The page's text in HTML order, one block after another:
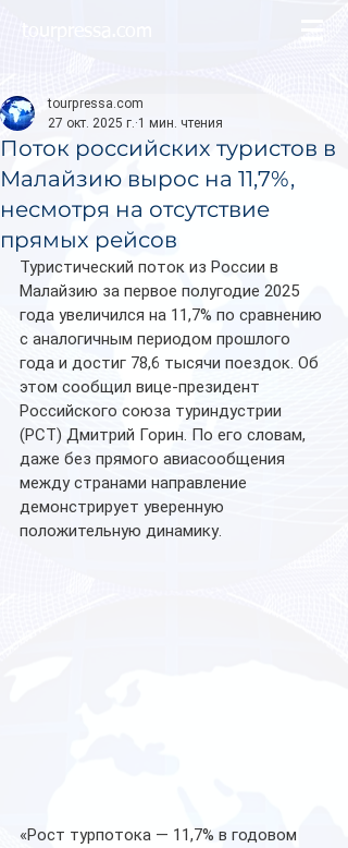
Поток российских туристов в
Малайзию вырос на 11,7%,
несмотря на отсутствие
прямых рейсов
tourpressa.com
27 окт. 2025 г. 1 мин. чтения
Туристический поток из России в
Малайзию за первое полугодие 2025
года увеличился на 11,7% по сравнению
с аналогичным периодом прошлого
года и достиг 78,6 тысячи поездок. Об
этом сообщил вице-президент
Российского союза туриндустрии
(РСТ) Дмитрий Горин. По его словам,
даже без прямого авиасообщения
между странами направление
демонстрирует уверенную
положительную динамику.
«Рост турпотока — 11,7% в годовом